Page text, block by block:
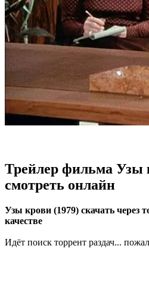
Трейлер фильма Узы
смотреть онлайн
Узы крови (1979) скачать через
качестве
Идёт поиск торрент раздач...